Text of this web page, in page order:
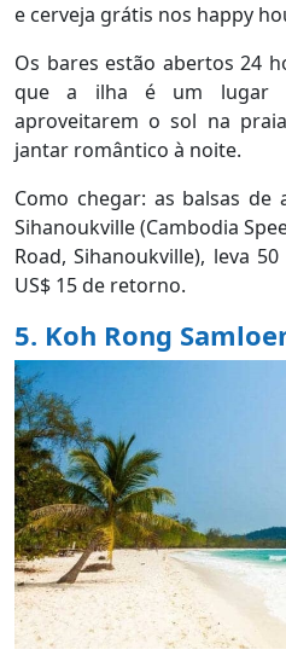
e cerveja grátis nos happy
Os bares estão abertos 24
que a ilha é um lugar
aproveitarem o sol na
jantar romântico à noite.
Como chegar: as balsas
Sihanoukville (Cambodia
Road, Sihanoukville), leva
US$ 15 de retorno.
5. Koh Rong